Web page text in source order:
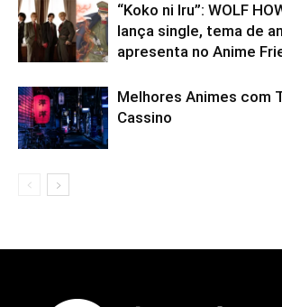
“Koko ni Iru”: WOLF
lança single, tema de
apresenta no Anime
Melhores Animes com
Cassino